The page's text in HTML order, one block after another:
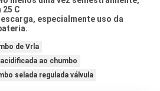
C
especialmente uso da
de Vrla
ao chumbo
selada regulada válvula